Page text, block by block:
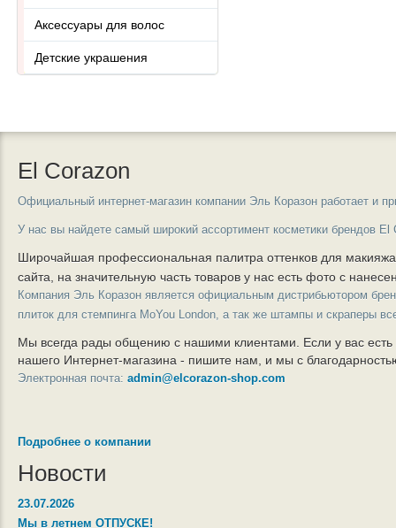
Аксессуары для волос
Детские украшения
El Corazon
Официальный интернет-магазин компании Эль Коразон работает и
У нас вы найдете самый широкий ассортимент косметики брендов El
Широчайшая профессиональная палитра оттенков для
сайта, на значительную часть товаров у нас есть фото с
Компания Эль Коразон является официальным дистрибьютором
плиток для стемпинга MoYou London, а так же штампы и скраперы
Мы всегда рады общению с нашими клиентами. Если у вас
нашего Интернет-магазина - пишите нам, и мы с
Электронная почта: admin@elcorazon-shop.com
Подробнее о компании
Новости
23.07.2026
Мы в летнем ОТПУСКЕ!